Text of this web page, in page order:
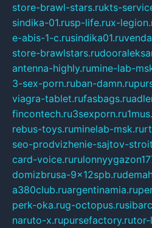
store-brawl-stars.rukts-
sindika-01.rusp-life.rux-
e-abis-1-c.rusindika01.ru
store-brawlstars.ru
antenna-highly.rumine-lab-
3-sex-porn.ruban-damn.ru
viagra-tablet.rufasbags.ru
fincontech.ru3sexporn.ru
rebus-toys.ruminelab-msk.ru
seo-prodvizhenie-sajtov-
card-voice.ru
domizbrusa-9x12spb.ru
a380club.ruargentinamia.ru
perk-oka.rug-octopus.ru
naruto-x.rupursefactory.rutor-